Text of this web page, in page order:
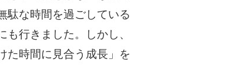
駄な時間を過ごしている
行きました。しかし、
た時間に見合う成長」を